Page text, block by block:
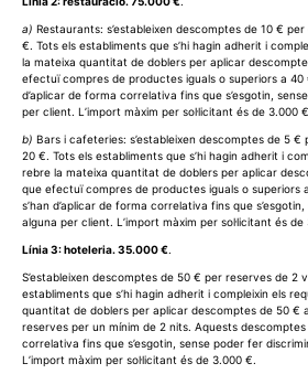
a) Restaurants: s’estableixen descomptes de 10 €
€. Tots els establiments que s’hi hagin adherit i
la mateixa quantitat de doblers per aplicar
efectuï compres de productes iguals o superiors a 40
d’aplicar de forma correlativa fins que s’esgotin,
per client. L’import màxim per sol·licitant és de 3.000
b) Bars i cafeteries: s’estableixen descomptes de 5 €
20 €. Tots els establiments que s’hi hagin adherit i
rebre la mateixa quantitat de doblers per aplicar
que efectuï compres de productes iguals o superiors
s’han d’aplicar de forma correlativa fins que
alguna per client. L’import màxim per sol·licitant és de
Línia 3: hoteleria. 35.000 €.
S’estableixen descomptes de 50 € per reserves de 2
establiments que s’hi hagin adherit i compleixin els
quantitat de doblers per aplicar descomptes de 50 €
reserves per un mínim de 2 nits. Aquests descomptes
correlativa fins que s’esgotin, sense poder fer
L’import màxim per sol·licitant és de 3.000 €.